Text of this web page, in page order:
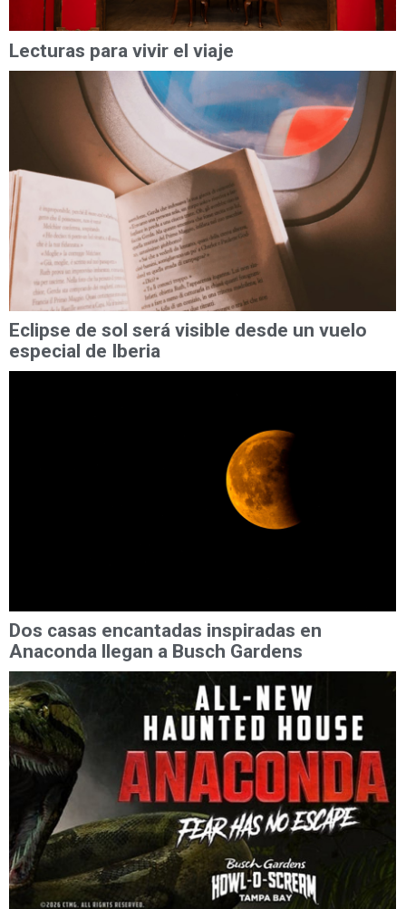
Lecturas para vivir el viaje
Eclipse de sol será visible desde un vuelo
especial de Iberia
Dos casas encantadas inspiradas en
Anaconda llegan a Busch Gardens